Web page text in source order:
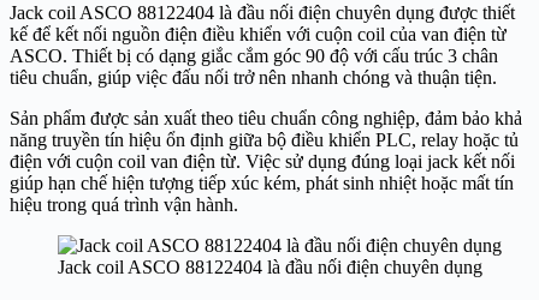
Jack coil ASCO 88122404 là đầu nối điện chuyên dụng được thiết
kế để kết nối nguồn điện điều khiển với cuộn coil của van điện từ
ASCO. Thiết bị có dạng giắc cắm góc 90 độ với cấu trúc 3 chân
tiêu chuẩn, giúp việc đấu nối trở nên nhanh chóng và thuận tiện.
Sản phẩm được sản xuất theo tiêu chuẩn công nghiệp, đảm bảo khả
năng truyền tín hiệu ổn định giữa bộ điều khiển PLC, relay hoặc tủ
điện với cuộn coil van điện từ. Việc sử dụng đúng loại jack kết nối
giúp hạn chế hiện tượng tiếp xúc kém, phát sinh nhiệt hoặc mất tín
hiệu trong quá trình vận hành.
Jack coil ASCO 88122404 là đầu nối điện chuyên dụng